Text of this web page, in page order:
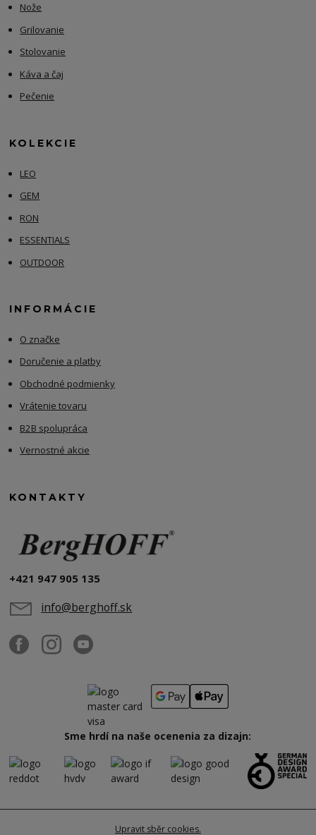
Nože
Grilovanie
Stolovanie
Káva a čaj
Pečenie
KOLEKCIE
LEO
GEM
RON
ESSENTIALS
OUTDOOR
INFORMÁCIE
O značke
Doručenie a platby
Obchodné podmienky
Vrátenie tovaru
B2B spolupráca
Vernostné akcie
KONTAKTY
+421 947 905 135
info@berghoff.sk
Sme hrdí na naše ocenenia za dizajn:
Upravit sběr cookies.